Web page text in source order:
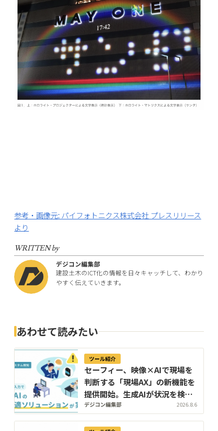
参考・画像元: パイフォトニクス株式会社 プレスリリース
より
WRITTEN by
デジコン編集部
建設土木のICT化の情報を日々キャッチして、わかり
やすく伝えていきます。
あわせて読みたい
ツール紹介
セーフィー、映像×AIで現場を
判断する「現場AX」の新機能を
提供開始。生成AIが状況を検知
し、過去映像もテキストで検索
デジコン編集部 2026.8.6